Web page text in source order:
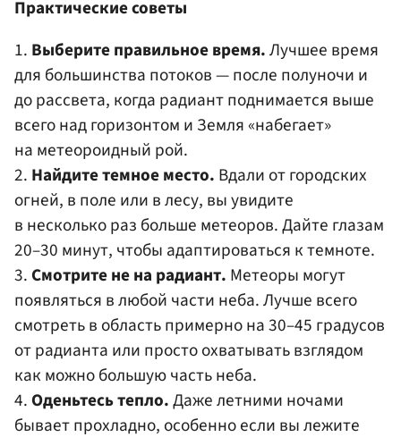
Практические советы
1. Выберите правильное время.Лучшее время
для большинства потоков — после полуночи и
до рассвета, когда радиант поднимается выше
всего над горизонтом и Земля «набегает»
на метеороидный рой.
2. Найдите темное место. Вдали от городских
огней, в поле или в лесу, вы увидите
в несколько раз больше метеоров. Дайте глазам
20–30 минут, чтобы адаптироваться к темноте.
3. Смотрите не на радиант. Метеоры могут
появляться в любой части неба. Лучше всего
смотреть в область примерно на 30–45 градусов
от радианта или просто охватывать взглядом
как можно большую часть неба.
4. Оденьтесь тепло.Даже летними ночами
бывает прохладно, особенно если вы лежите